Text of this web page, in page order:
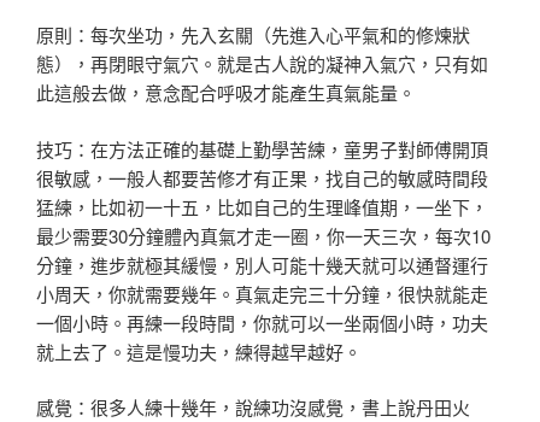
原則：每次坐功，先入玄關（先進入心平氣和的修煉狀
態），再閉眼守氣穴。就是古人說的凝神入氣穴，只有如
此這般去做，意念配合呼吸才能產生真氣能量。
技巧：在方法正確的基礎上勤學苦練，童男子對師傅開頂
很敏感，一般人都要苦修才有正果，找自己的敏感時間段
猛練，比如初一十五，比如自己的生理峰值期，一坐下，
最少需要30分鐘體內真氣才走一圈，你一天三次，每次10
分鐘，進步就極其緩慢，別人可能十幾天就可以通督運行
小周天，你就需要幾年。真氣走完三十分鐘，很快就能走
一個小時。再練一段時間，你就可以一坐兩個小時，功夫
就上去了。這是慢功夫，練得越早越好。
感覺：很多人練十幾年，說練功沒感覺，書上說丹田火